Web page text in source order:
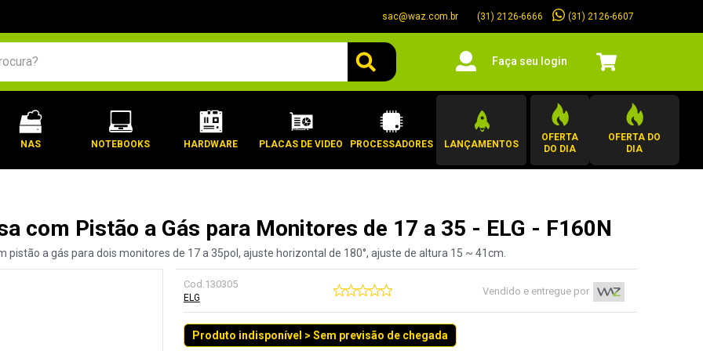
sac@waz.com.br (31) 2126-6666 (31) 2126-6607
Faça seu login
NAS NOTEBOOKS HARDWARE PLACAS DE VIDEO PROCESSADORES LANÇAMENTOS
OFERTA
DO DIA
OFERTA DO
DIA
com Pistão a Gás para Monitores de 17 a 35 - ELG - F160N
pistão a gás para dois monitores de 17 a 35pol, ajuste horizontal de 180°, ajuste de altura 15 ~ 41cm.
Cod.130305
ELG
Vendido e entregue por
Produto indisponível > Sem previsão de chegada